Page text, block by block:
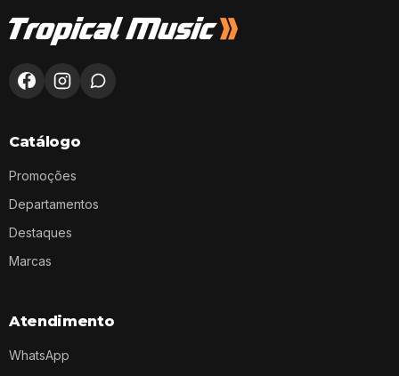
Catálogo
Promoções
Departamentos
Destaques
Marcas
Atendimento
WhatsApp